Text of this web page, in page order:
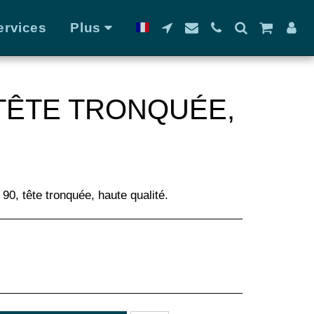
Plus
TRONQUÉE,
tête tronquée, haute qualité.